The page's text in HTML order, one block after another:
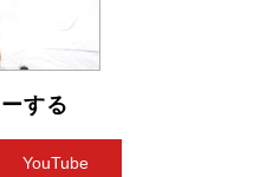
する
YouTube